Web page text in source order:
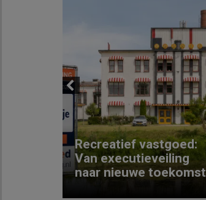
Previous
Recreatief vastgoed:
Van executieveiling
naar nieuwe toekomst